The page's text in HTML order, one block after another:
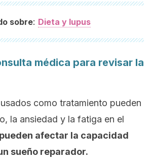
sobre: Dieta y lupus
médica para revisar la
como tratamiento pueden
la ansiedad y la fatiga en el
pueden afectar la capacidad
sueño reparador.